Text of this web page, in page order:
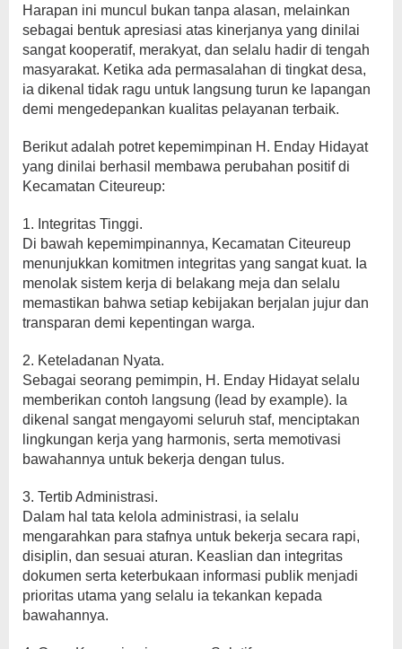
Harapan ini muncul bukan tanpa alasan, melainkan
sebagai bentuk apresiasi atas kinerjanya yang dinilai
sangat kooperatif, merakyat, dan selalu hadir di tengah
masyarakat. Ketika ada permasalahan di tingkat desa,
ia dikenal tidak ragu untuk langsung turun ke lapangan
demi mengedepankan kualitas pelayanan terbaik.
​Berikut adalah potret kepemimpinan H. Enday Hidayat
yang dinilai berhasil membawa perubahan positif di
Kecamatan Citeureup:
​1. Integritas Tinggi.
​Di bawah kepemimpinannya, Kecamatan Citeureup
menunjukkan komitmen integritas yang sangat kuat. Ia
menolak sistem kerja di belakang meja dan selalu
memastikan bahwa setiap kebijakan berjalan jujur dan
transparan demi kepentingan warga.
​2. Keteladanan Nyata.
​Sebagai seorang pemimpin, H. Enday Hidayat selalu
memberikan contoh langsung (lead by example). Ia
dikenal sangat mengayomi seluruh staf, menciptakan
lingkungan kerja yang harmonis, serta memotivasi
bawahannya untuk bekerja dengan tulus.
​3. Tertib Administrasi.
​Dalam hal tata kelola administrasi, ia selalu
mengarahkan para stafnya untuk bekerja secara rapi,
disiplin, dan sesuai aturan. Keaslian dan integritas
dokumen serta keterbukaan informasi publik menjadi
prioritas utama yang selalu ia tekankan kepada
bawahannya.